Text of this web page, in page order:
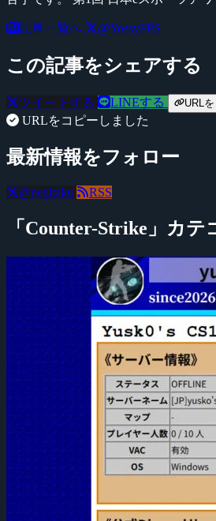
記事一覧へ @YossyFPS
この記事をシェアする
ツイートする LINEする URL
URLをコピーしました
最新情報をフォロー
@negitaku RSS
「Counter-Strike」カテ